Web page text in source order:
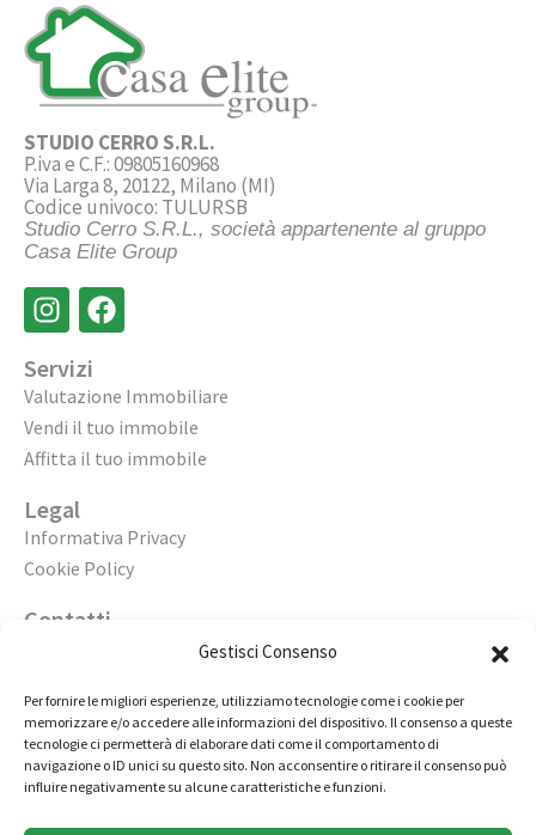
Gestisci Consenso
Per fornire le migliori esperienze, utilizziamo tecnologie come i cookie per
memorizzare e/o accedere alle informazioni del dispositivo. Il consenso a queste
tecnologie ci permetterà di elaborare dati come il comportamento di
navigazione o ID unici su questo sito. Non acconsentire o ritirare il consenso può
influire negativamente su alcune caratteristiche e funzioni.
STUDIO CERRO S.R.L.
P.iva e C.F.: 09805160968
Via Larga 8, 20122, Milano (MI)
Codice univoco: TULURSB
Studio Cerro S.R.L., società appartenente al gruppo
Casa Elite Group
Servizi
Valutazione Immobiliare
Vendi il tuo immobile
Affitta il tuo immobile
Legal
Informativa Privacy
Cookie Policy
Contatti
02 98236472
info@immobiliarecasaelite.it